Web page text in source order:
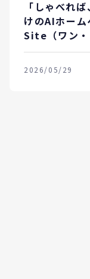
「しゃべれ
けのAIホー
Site（ワン・
2026/05/29